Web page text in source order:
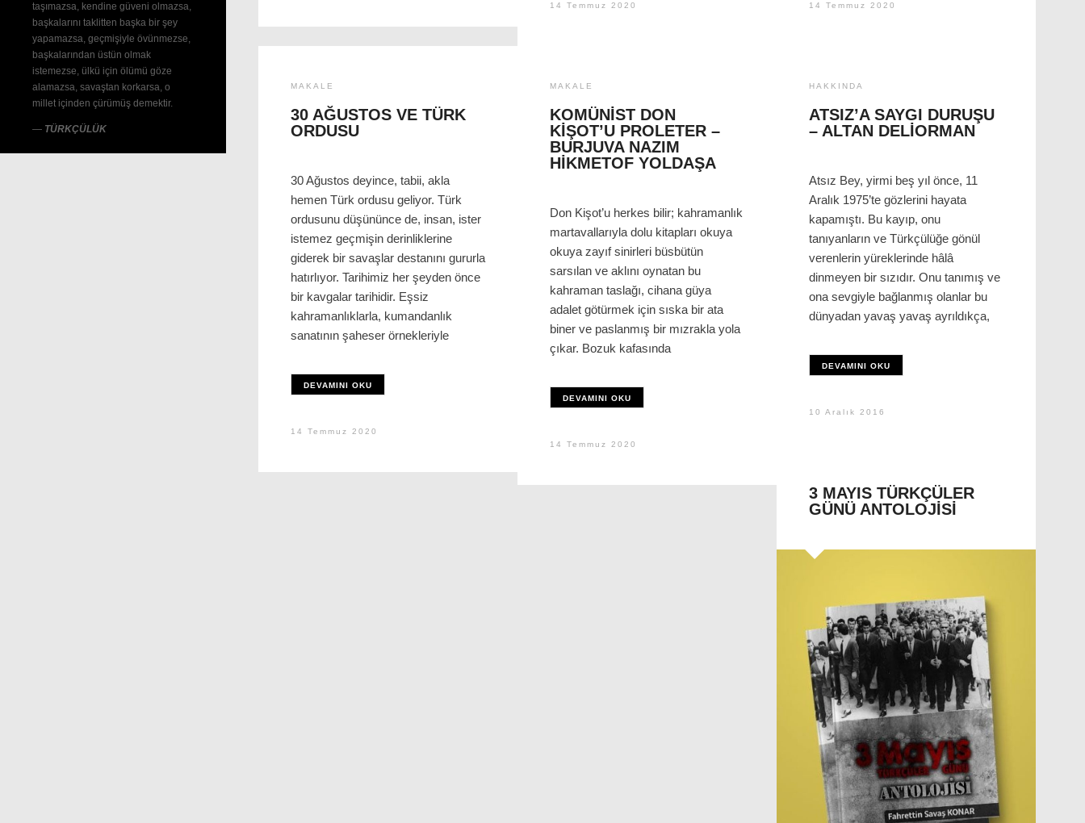
taşımazsa, kendine güveni olmazsa,
başkalarını taklitten başka bir şey
yapamazsa, geçmişiyle övünmezse,
başkalarından üstün olmak
istemezse, ülkü için ölümü göze
alamazsa, savaştan korkarsa, o
millet içinden çürümüş demektir.
— TÜRKÇÜLÜK
14 Temmuz 2020 14 Temmuz 2020
MAKALE
30 AĞUSTOS VE TÜRK
ORDUSU
30 Ağustos deyince, tabii, akla
hemen Türk ordusu geliyor. Türk
ordusunu düşününce de, insan, ister
istemez geçmişin derinliklerine
giderek bir savaşlar destanını gururla
hatırlıyor. Tarihimiz her şeyden önce
bir kavgalar tarihidir. Eşsiz
kahramanlıklarla, kumandanlık
sanatının şaheser örnekleriyle
DEVAMINI OKU
14 Temmuz 2020
MAKALE
KOMÜNIST DON
KIŞOT’U PROLETER –
BURJUVA NAZIM
HIKMETOF YOLDAŞA
Don Kişot’u herkes bilir; kahramanlık
martavallarıyla dolu kitapları okuya
okuya zayıf sinirleri büsbütün
sarsılan ve aklını oynatan bu
kahraman taslağı, cihana güya
adalet götürmek için sıska bir ata
biner ve paslanmış bir mızrakla yola
çıkar. Bozuk kafasında
DEVAMINI OKU
14 Temmuz 2020
HAKKINDA
ATSIZ’A SAYGI DURUŞU
– ALTAN DELIORMAN
Atsız Bey, yirmi beş yıl önce, 11
Aralık 1975’te gözlerini hayata
kapamıştı. Bu kayıp, onu
tanıyanların ve Türkçülüğe gönül
verenlerin yüreklerinde hâlâ
dinmeyen bir sızıdır. Onu tanımış ve
ona sevgiyle bağlanmış olanlar bu
dünyadan yavaş yavaş ayrıldıkça,
DEVAMINI OKU
10 Aralık 2016
3 MAYIS TÜRKÇÜLER
GÜNÜ ANTOLOJISI